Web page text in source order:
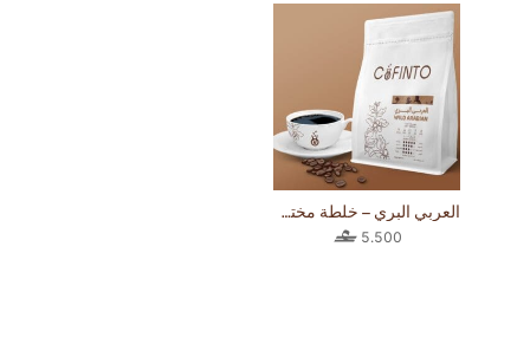
العربي البري – خلطة مختصة 250 جرام
5.500